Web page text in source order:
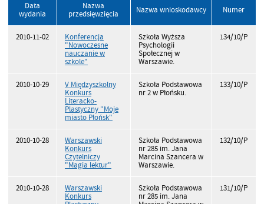
Data
wydania
Nazwa
przedsięwzięcia
Nazwa wnioskodawcy Numer
2010-11-02
Konferencja
"Nowoczesne
nauczanie w
szkole"
Szkoła Wyższa
Psychologii
Społecznej w
Warszawie.
134/10/P
2010-10-29
V Międzyszkolny
Konkurs
Literacko-
Plastyczny "Moje
miasto Płońsk"
Szkoła Podstawowa
nr 2 w Płońsku.
133/10/P
2010-10-28
Warszawski
Konkurs
Czytelniczy
"Magia lektur"
Szkoła Podstawowa
nr 285 im. Jana
Marcina Szancera w
Warszawie.
132/10/P
2010-10-28
Warszawski
Konkurs
Szkoła Podstawowa
nr 285 im. Jana
131/10/P